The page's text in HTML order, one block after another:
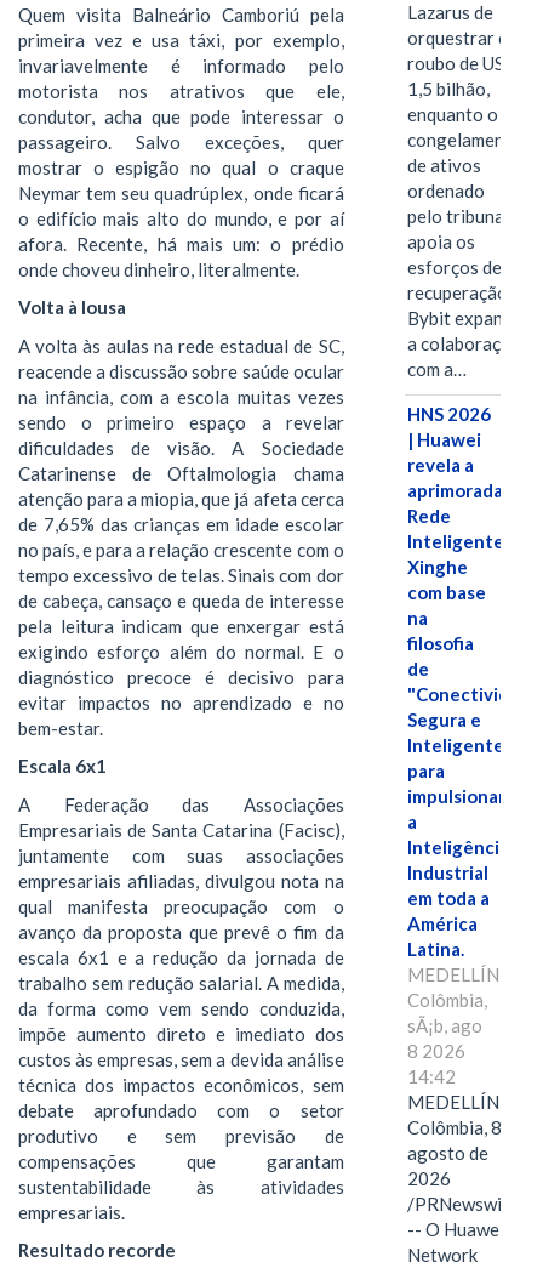
Quem visita Balneário Camboriú pela
primeira vez e usa táxi, por exemplo,
invariavelmente é informado pelo
motorista nos atrativos que ele,
condutor, acha que pode interessar o
passageiro. Salvo exceções, quer
mostrar o espigão no qual o craque
Neymar tem seu quadrúplex, onde ficará
o edifício mais alto do mundo, e por aí
afora. Recente, há mais um: o prédio
onde choveu dinheiro, literalmente.
Volta à lousa
A volta às aulas na rede estadual de SC,
reacende a discussão sobre saúde ocular
na infância, com a escola muitas vezes
sendo o primeiro espaço a revelar
dificuldades de visão. A Sociedade
Catarinense de Oftalmologia chama
atenção para a miopia, que já afeta cerca
de 7,65% das crianças em idade escolar
no país, e para a relação crescente com o
tempo excessivo de telas. Sinais com dor
de cabeça, cansaço e queda de interesse
pela leitura indicam que enxergar está
exigindo esforço além do normal. E o
diagnóstico precoce é decisivo para
evitar impactos no aprendizado e no
bem-estar.
Escala 6x1
A Federação das Associações
Empresariais de Santa Catarina (Facisc),
juntamente com suas associações
empresariais afiliadas, divulgou nota na
qual manifesta preocupação com o
avanço da proposta que prevê o fim da
escala 6x1 e a redução da jornada de
trabalho sem redução salarial. A medida,
da forma como vem sendo conduzida,
impõe aumento direto e imediato dos
custos às empresas, sem a devida análise
técnica dos impactos econômicos, sem
debate aprofundado com o setor
produtivo e sem previsão de
compensações que garantam
sustentabilidade às atividades
empresariais.
Resultado recorde
Lazarus de
orquestrar o
roubo de US$
1,5 bilhão,
enquanto o
congelamento
de ativos
ordenado
pelo tribunal
apoia os
esforços de
recuperação e
Bybit expande
a colaboração
com a…
HNS 2026
| Huawei
revela a
aprimorada
Rede
Inteligente
Xinghe
com base
na
filosofia
de
"Conectividade
Segura e
Inteligente"
para
impulsionar
a
Inteligência
Industrial
em toda a
América
Latina.
MEDELLÍN,
Colômbia,
sÃ¡b, ago
8 2026
14:42
MEDELLÍN,
Colômbia, 8 de
agosto de
2026
/PRNewswire/
-- O Huawei
Network